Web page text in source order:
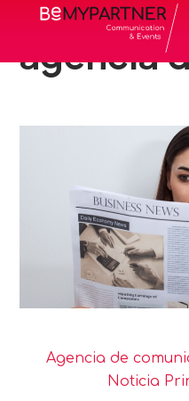
All
agencia
Agencia de
Noticia